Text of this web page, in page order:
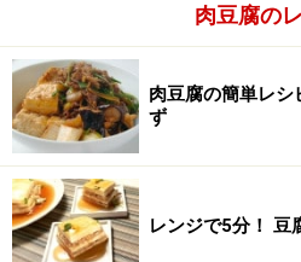
肉豆腐の
肉豆腐の簡単レ
ず
レンジで5分！ 豆